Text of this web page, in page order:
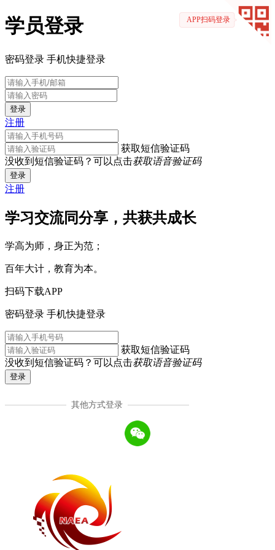
学员登录
密码登录 手机快捷登录
登录
注册
获取短信验证码
没收到短信验证码？可以点击获取语音验证码
登录
注册
学习交流同分享，共获共成长
学高为师，身正为范；
百年大计，教育为本。
扫码下载APP
APP扫码登录
密码登录 手机快捷登录
获取短信验证码
没收到短信验证码？可以点击获取语音验证码
登录
其他方式登录